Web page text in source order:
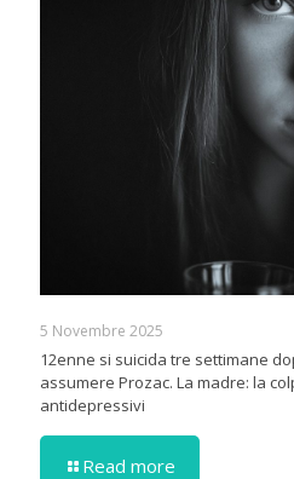
5 Novembre 2025
12enne si suicida tre settimane
assumere Prozac. La madre: la
antidepressivi
Read more